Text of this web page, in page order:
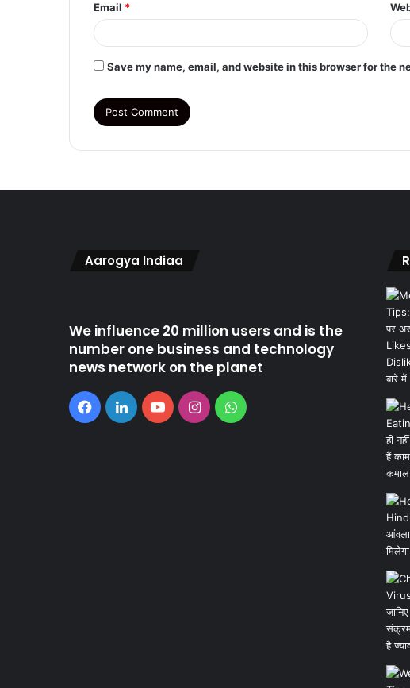
Email *
Save my name, email, and website in this browser for the
Aarogya Indiaa
We influence 20 million users and is the
number one business and technology
news network on the planet
Facebook
LinkedInYouTubeInstagramWhatsApp